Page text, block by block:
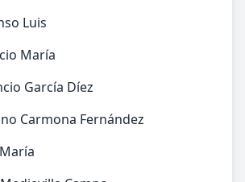
Luis
María
García Díez
Carmona Fernández